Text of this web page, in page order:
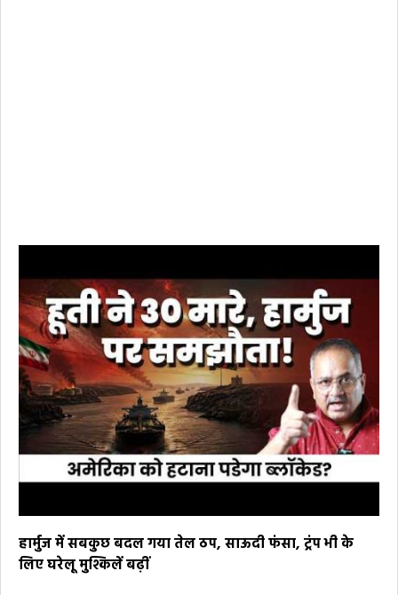
हार्मुज में सबकुछ बदल गया तेल ठप, साऊदी फंसा, ट्रंप भी के
लिए घरेलू मुश्किलें बढ़ीं